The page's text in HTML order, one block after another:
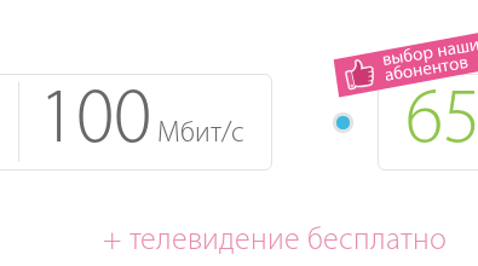
100 Мбит/с
+ телевидение бесплатно